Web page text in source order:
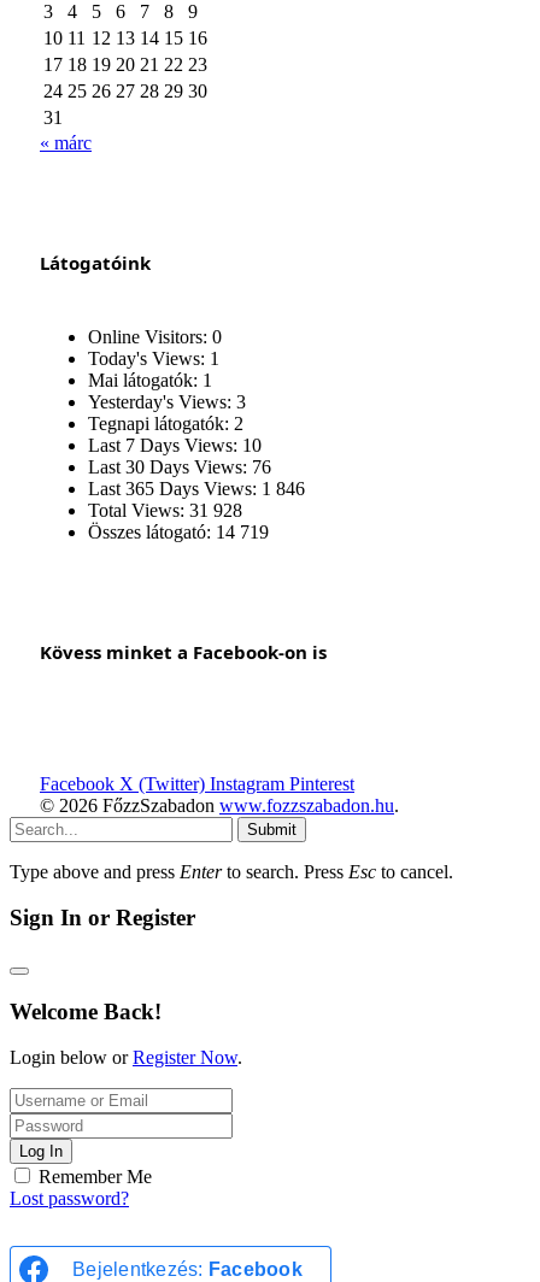
3
4 5 6 7 8
9
10 11 12 13 14 15 16
17 18 19 20 21 22 23
24 25 26 27 28 29 30
31
« márc
Látogatóink
Online Visitors: 0
Today's Views: 1
Mai látogatók: 1
Yesterday's Views: 3
Tegnapi látogatók: 2
Last 7 Days Views: 10
Last 30 Days Views: 76
Last 365 Days Views: 1 846
Total Views: 31 928
Összes látogató: 14 719
Kövess minket a Facebook-on is
Facebook X (Twitter) Instagram Pinterest
© 2026 FőzzSzabadon www.fozzszabadon.hu.
Submit
Type above and press Enterto search. Press Esc to cancel.
Sign In or Register
Welcome Back!
Login below orRegister Now.
Log In
Remember Me
Lost password?
Bejelentkezés: Facebook